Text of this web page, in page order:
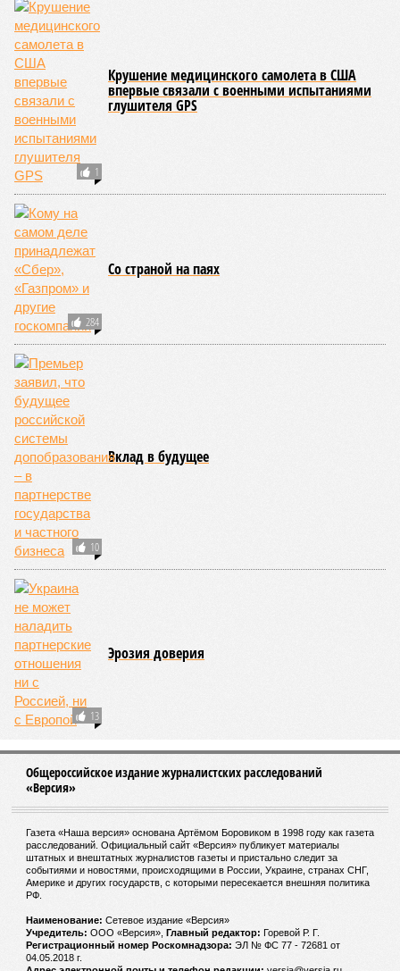
1
Крушение медицинского самолета в США
впервые связали с военными испытаниями
глушителя GPS
284
Со страной на паях
10
Вклад в будущее
13
Эрозия доверия
Общероссийское издание журналистских расследований
«Версия»
Газета «Наша версия» основана Артёмом Боровиком в 1998 году как газета
расследований. Официальный сайт «Версия» публикует материалы
штатных и внештатных журналистов газеты и пристально следит за
событиями и новостями, происходящими в России, Украине, странах СНГ,
Америке и других государств, с которыми пересекается внешняя политика
РФ.
Наименование: Cетевое издание «Версия»
Учредитель: ООО «Версия», Главный редактор: Горевой Р. Г.
Регистрационный номер Роскомнадзора: ЭЛ № ФС 77 - 72681 от
04.05.2018 г.